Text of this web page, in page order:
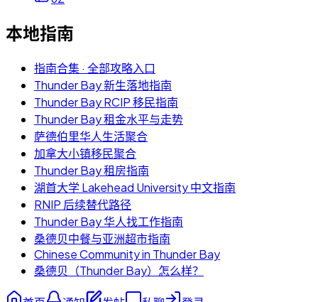
本地指南
指南合集 · 全部攻略入口
Thunder Bay 新生落地指南
Thunder Bay RCIP 移民指南
Thunder Bay 租金水平与走势
萨德伯里华人生活聚合
加拿大小镇移民聚合
Thunder Bay 租房指南
湖首大学 Lakehead University 中文指南
RNIP 后续替代路径
Thunder Bay 华人找工作指南
桑德贝中餐与亚洲超市指南
Chinese Community in Thunder Bay
桑德贝（Thunder Bay）怎么样？